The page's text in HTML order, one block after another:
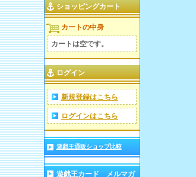
ショッピングカート
カートの中身
カートは空です。
ログイン
新規登録はこちら
ログインはこちら
遊戯王通販ショップ比較
遊戯王カード メルマガ